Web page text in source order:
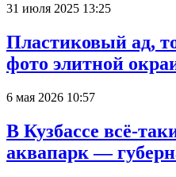
31 июля 2025 13:25
Пластиковый ад,
фото элитной
6 мая 2026 10:57
В Кузбассе всё-
аквапарк —